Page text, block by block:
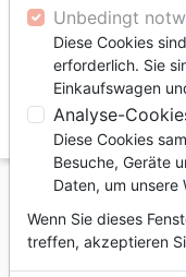
Startseite Bücher
Geistliches
Pas si grave?
Unbedingt
Diese Cookies
erforderlich. Sie
Einkaufswagen
Analyse-
Diese Cookies
Besuche, Geräte
Daten, um unsere
Wenn Sie dieses
treffen, akzeptieren